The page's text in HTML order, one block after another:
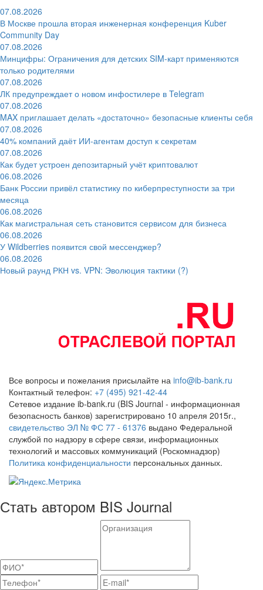
07.08.2026
В Москве прошла вторая инженерная конференция Kuber
Community Day
07.08.2026
Минцифры: Ограничения для детских SIM-карт применяются
только родителями
07.08.2026
ЛК предупреждает о новом инфостилере в Telegram
07.08.2026
MAX приглашает делать «достаточно» безопасные клиенты себя
07.08.2026
40% компаний даёт ИИ‑агентам доступ к секретам
07.08.2026
Как будет устроен депозитарный учёт криптовалют
06.08.2026
Банк России привёл статистику по киберпреступности за три
месяца
06.08.2026
Как магистральная сеть становится сервисом для бизнеса
06.08.2026
У Wildberries появится свой мессенджер?
06.08.2026
Новый раунд РКН vs. VPN: Эволюция тактики (?)
Все вопросы и пожелания присылайте на info@ib-bank.ru
Контактный телефон: +7 (495) 921-42-44
Сетевое издание ib-bank.ru (BIS Journal - информационная
безопасность банков) зарегистрировано 10 апреля 2015г.,
свидетельство ЭЛ № ФС 77 - 61376 выдано Федеральной
службой по надзору в сфере связи, информационных
технологий и массовых коммуникаций (Роскомнадзор)
Политика конфиденциальности персональных данных.
Стать автором BIS Journal